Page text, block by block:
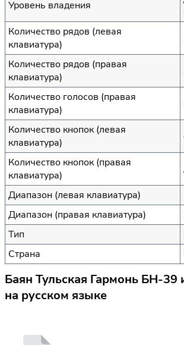
Уровень владения
Количество рядов (левая
клавиатура)
Количество рядов (правая
клавиатура)
Количество голосов (правая
клавиатура)
Количество кнопок (левая
клавиатура)
Количество кнопок (правая
клавиатура)
Диапазон (левая клавиатура)
Диапазон (правая клавиатура)
Тип
Страна
Баян Тульская Гармонь БН-39
на русском языке